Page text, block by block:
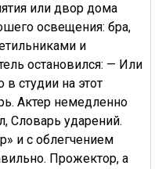
или двор дома
освещения: бра,
и
остановился: — Или
студии на этот
Актер немедленно
Словарь ударений.
и с облегчением
Прожектор, а